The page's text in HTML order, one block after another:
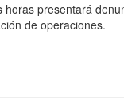
presentará
de operaciones.